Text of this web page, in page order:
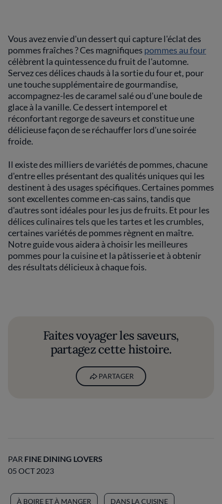
Vous avez envie d'un dessert qui capture l'éclat des
pommes fraîches ? Ces magnifiques pommes au four
célèbrent la quintessence du fruit de l'automne.
Servez ces délices chauds à la sortie du four et, pour
une touche supplémentaire de gourmandise,
accompagnez-les de caramel salé ou d'une boule de
glace à la vanille. Ce dessert intemporel et
réconfortant regorge de saveurs et constitue une
délicieuse façon de se réchauffer lors d'une soirée
froide.
Il existe des milliers de variétés de pommes, chacune
d'entre elles présentant des qualités uniques qui les
destinent à des usages spécifiques. Certaines pommes
sont excellentes comme en-cas sains, tandis que
d'autres sont idéales pour les jus de fruits. Et pour les
délices culinaires tels que les tartes et les crumbles,
certaines variétés de pommes règnent en maître.
Notre guide vous aidera à choisir les meilleures
pommes pour la cuisine et la pâtisserie et à obtenir
des résultats délicieux à chaque fois.
Faites voyager les saveurs,
partagez cette histoire.
PARTAGER
PAR FINE DINING LOVERS
05 OCT 2023
À BOIRE ET À MANGER DANS LA CUISINE